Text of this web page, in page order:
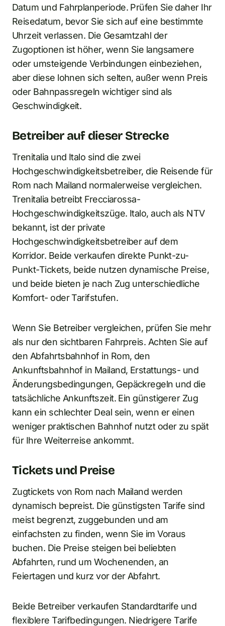
Datum und Fahrplanperiode. Prüfen Sie daher Ihr
Reisedatum, bevor Sie sich auf eine bestimmte
Uhrzeit verlassen. Die Gesamtzahl der
Zugoptionen ist höher, wenn Sie langsamere
oder umsteigende Verbindungen einbeziehen,
aber diese lohnen sich selten, außer wenn Preis
oder Bahnpassregeln wichtiger sind als
Geschwindigkeit.
Betreiber auf dieser Strecke
Trenitalia und Italo sind die zwei
Hochgeschwindigkeitsbetreiber, die Reisende für
Rom nach Mailand normalerweise vergleichen.
Trenitalia betreibt Frecciarossa-
Hochgeschwindigkeitszüge. Italo, auch als NTV
bekannt, ist der private
Hochgeschwindigkeitsbetreiber auf dem
Korridor. Beide verkaufen direkte Punkt-zu-
Punkt-Tickets, beide nutzen dynamische Preise,
und beide bieten je nach Zug unterschiedliche
Komfort- oder Tarifstufen.
Wenn Sie Betreiber vergleichen, prüfen Sie mehr
als nur den sichtbaren Fahrpreis. Achten Sie auf
den Abfahrtsbahnhof in Rom, den
Ankunftsbahnhof in Mailand, Erstattungs- und
Änderungsbedingungen, Gepäckregeln und die
tatsächliche Ankunftszeit. Ein günstigerer Zug
kann ein schlechter Deal sein, wenn er einen
weniger praktischen Bahnhof nutzt oder zu spät
für Ihre Weiterreise ankommt.
Tickets und Preise
Zugtickets von Rom nach Mailand werden
dynamisch bepreist. Die günstigsten Tarife sind
meist begrenzt, zuggebunden und am
einfachsten zu finden, wenn Sie im Voraus
buchen. Die Preise steigen bei beliebten
Abfahrten, rund um Wochenenden, an
Feiertagen und kurz vor der Abfahrt.
Beide Betreiber verkaufen Standardtarife und
flexiblere Tarifbedingungen. Niedrigere Tarife